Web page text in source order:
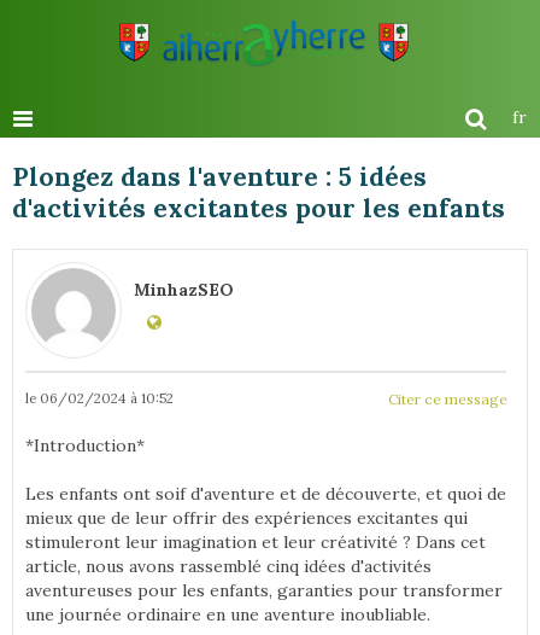
fr
Plongez dans l'aventure : 5 idées
d'activités excitantes pour les enfants
MinhazSEO
le 06/02/2024 à 10:52 Citer ce message
*Introduction*
Les enfants ont soif d'aventure et de découverte, et quoi de
mieux que de leur offrir des expériences excitantes qui
stimuleront leur imagination et leur créativité ? Dans cet
article, nous avons rassemblé cinq idées d'activités
aventureuses pour les enfants, garanties pour transformer
une journée ordinaire en une aventure inoubliable.